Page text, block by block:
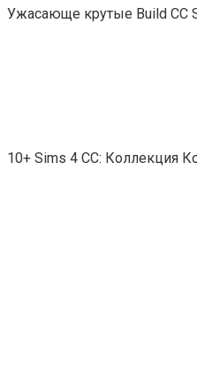
Ужасающе крутые Build СС
10+ Sims 4 CC: Коллекция